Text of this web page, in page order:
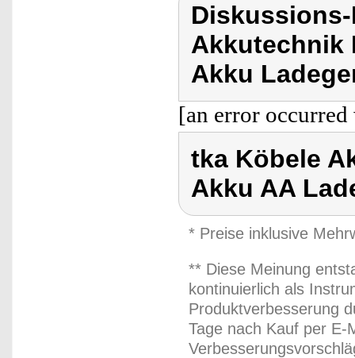
Akkutechnik
Akku
[an error
tka Köbele
Akku AA
* Preise inklusive
** Diese Meinung
kontinuierlich als
Produktverbesserung
Tage nach Kauf per E-